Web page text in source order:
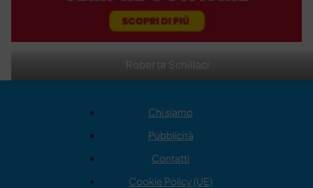
Roberta Schillaci
Chi siamo
Pubblicità
Contatti
Cookie Policy (UE)